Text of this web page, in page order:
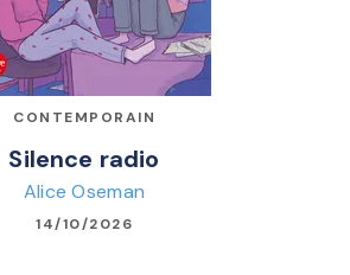
CONTEMPORAIN
Silence radio
Alice Oseman
14/10/2026